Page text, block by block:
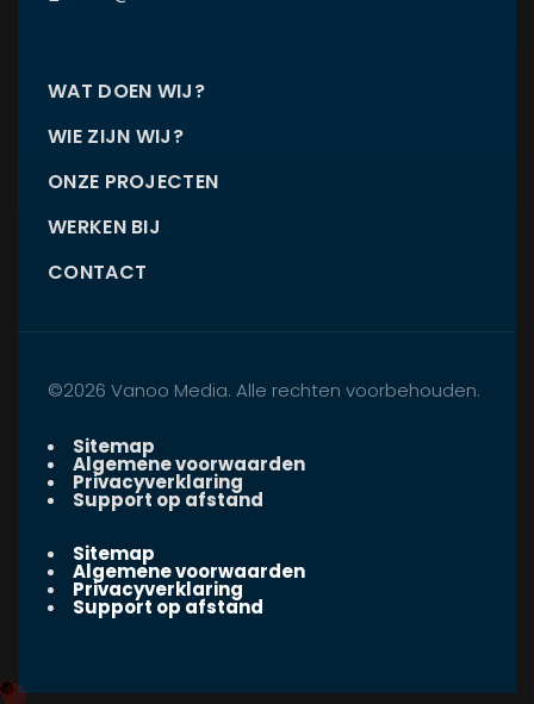
WAT DOEN WIJ?
WIE ZIJN WIJ?
ONZE PROJECTEN
WERKEN BIJ
CONTACT
©2026 Vanoo Media. Alle rechten voorbehouden.
Sitemap
Algemene voorwaarden
Privacyverklaring
Support op afstand
Sitemap
Algemene voorwaarden
Privacyverklaring
Support op afstand